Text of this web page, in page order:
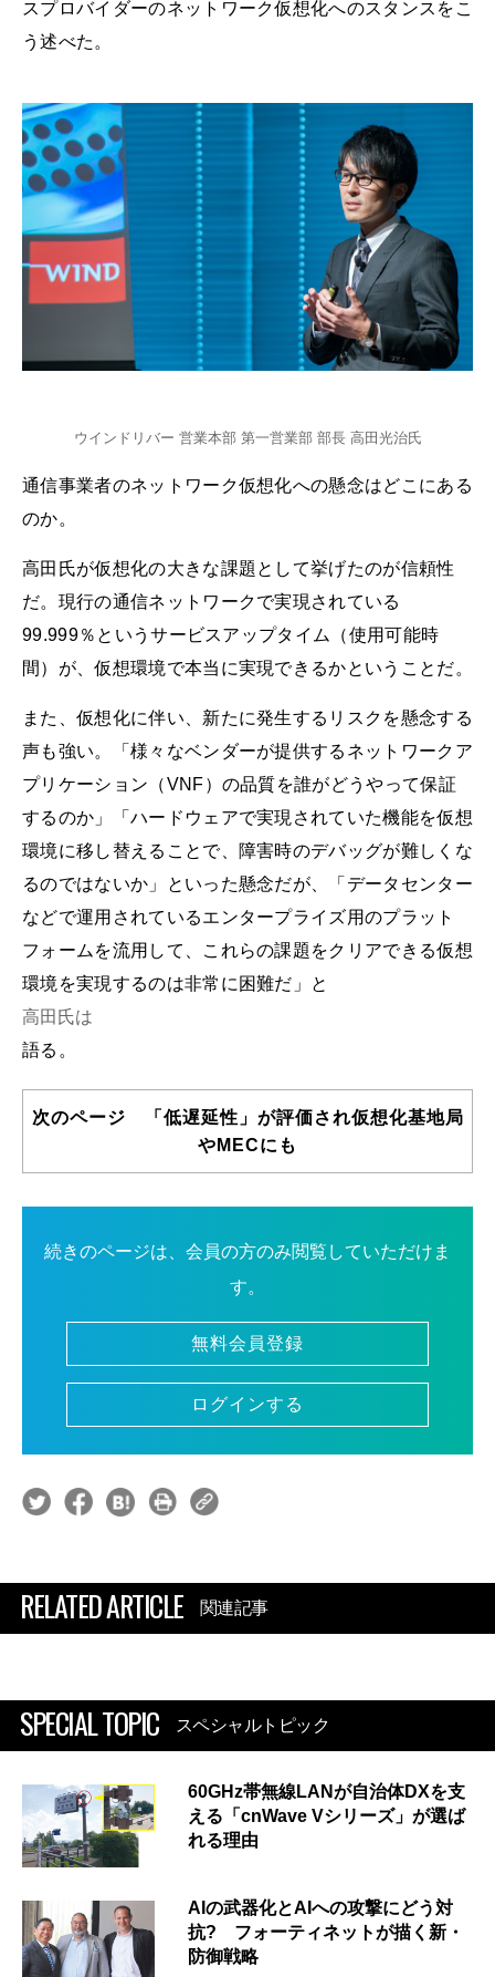
スプロバイダーのネットワーク仮想化へのスタンスをこ
う述べた。
ウインドリバー 営業本部 第一営業部 部長 高田光治氏
通信事業者のネットワーク仮想化への懸念はどこにある
のか。
高田氏が仮想化の大きな課題として挙げたのが信頼性
だ。現行の通信ネットワークで実現されている
99.999％というサービスアップタイム（使用可能時
間）が、仮想環境で本当に実現できるかということだ。
また、仮想化に伴い、新たに発生するリスクを懸念する
声も強い。「様々なベンダーが提供するネットワークア
プリケーション（VNF）の品質を誰がどうやって保証
するのか」「ハードウェアで実現されていた機能を仮想
環境に移し替えることで、障害時のデバッグが難しくな
るのではないか」といった懸念だが、「データセンター
などで運用されているエンタープライズ用のプラット
フォームを流用して、これらの課題をクリアできる仮想
環境を実現するのは非常に困難だ」と
高田氏は
語る。
次のページ 「低遅延性」が評価され仮想化基地局
やMECにも
続きのページは、会員の方のみ閲覧していただけま
す。
無料会員登録
ログインする
RELATED ARTICLE 関連記事
SPECIAL TOPIC スペシャルトピック
60GHz帯無線LANが自治体DXを支
える「cnWave Vシリーズ」が選ば
れる理由
AIの武器化とAIへの攻撃にどう対
抗? フォーティネットが描く新・
防御戦略